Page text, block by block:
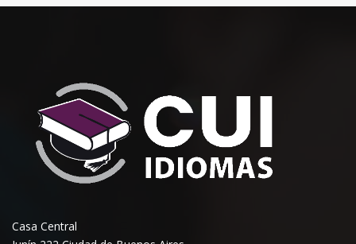
Casa Central